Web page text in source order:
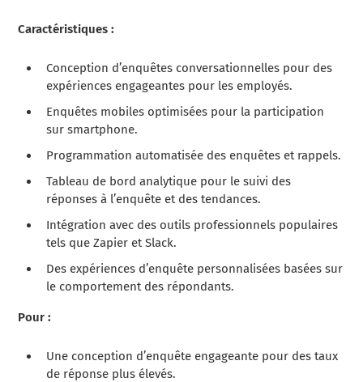
Caractéristiques :
Conception d’enquêtes conversationnelles pour des
expériences engageantes pour les employés.
Enquêtes mobiles optimisées pour la participation
sur smartphone.
Programmation automatisée des enquêtes et rappels.
Tableau de bord analytique pour le suivi des
réponses à l’enquête et des tendances.
Intégration avec des outils professionnels populaires
tels que Zapier et Slack.
Des expériences d’enquête personnalisées basées sur
le comportement des répondants.
Pour :
Une conception d’enquête engageante pour des taux
de réponse plus élevés.